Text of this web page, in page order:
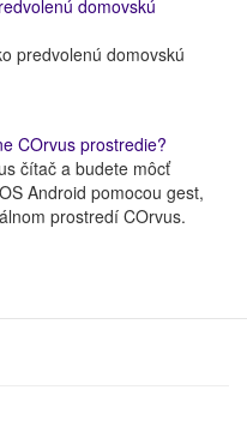
domovskú
predvolenú domovskú
COrvus prostredie?
čítač a budete môcť
Android pomocou gest,
prostredí COrvus.